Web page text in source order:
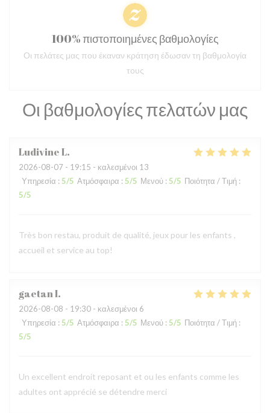
Οι βαθμολογίες πελατών μας
LudivineL
2026-08-07 - 19:15 - καλεσμένοι 13
Υπηρεσία : 5/5 Ατμόσφαιρα : 5/5 Μενού : 5/5 Ποιότητα / Τιμή :
5/5
Très bon restau, produit de qualité, jeux pour les enfants ,
accueil et service au top!
gaetanI
2026-08-08 - 19:30 - καλεσμένοι 6
Υπηρεσία : 5/5 Ατμόσφαιρα : 5/5 Μενού : 5/5 Ποιότητα / Τιμή :
5/5
Un excellent endroit reposant et ou les enfants comme les
adultes ont apprécié se détendre merci
100% πιστοποιημένες βαθμολογίες
Οι πελάτες μας που έκαναν κράτηση έδωσαν τη βαθμολογία
τους